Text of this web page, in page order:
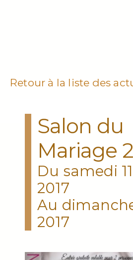
Retour à la liste des
Salon du
Mariage
Du samedi
2017
Au
2017